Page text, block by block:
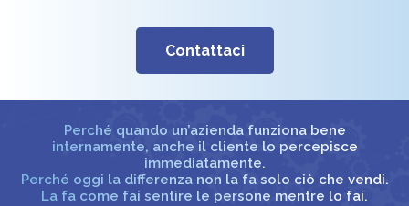
Contattaci
Perché quando un’azienda funziona bene
internamente, anche il cliente lo percepisce
immediatamente.
Perché oggi la differenza non la fa solo ciò che vendi.
La fa come fai sentire le persone mentre lo fai.